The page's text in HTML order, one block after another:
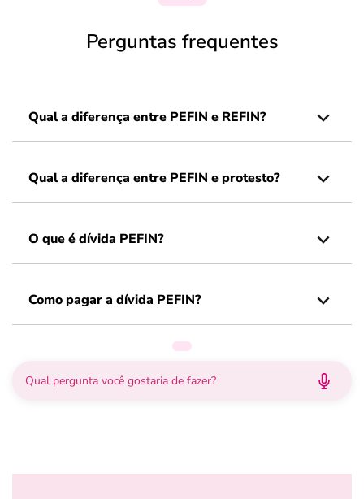
Perguntas frequentes
Qual a diferença entre PEFIN e REFIN?
Qual a diferença entre PEFIN e protesto?
O que é dívida PEFIN?
Como pagar a dívida PEFIN?